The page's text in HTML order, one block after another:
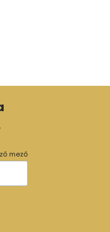
mező